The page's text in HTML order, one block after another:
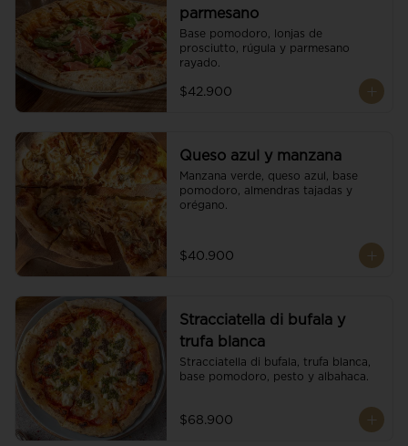
parmesano
Base pomodoro, lonjas de
prosciutto, rúgula y parmesano
rayado.
$42.900
Queso azul y manzana
Manzana verde, queso azul, base
pomodoro, almendras tajadas y
orégano.
$40.900
Stracciatella di bufala y
trufa blanca
Stracciatella di bufala, trufa blanca,
base pomodoro, pesto y albahaca.
$68.900